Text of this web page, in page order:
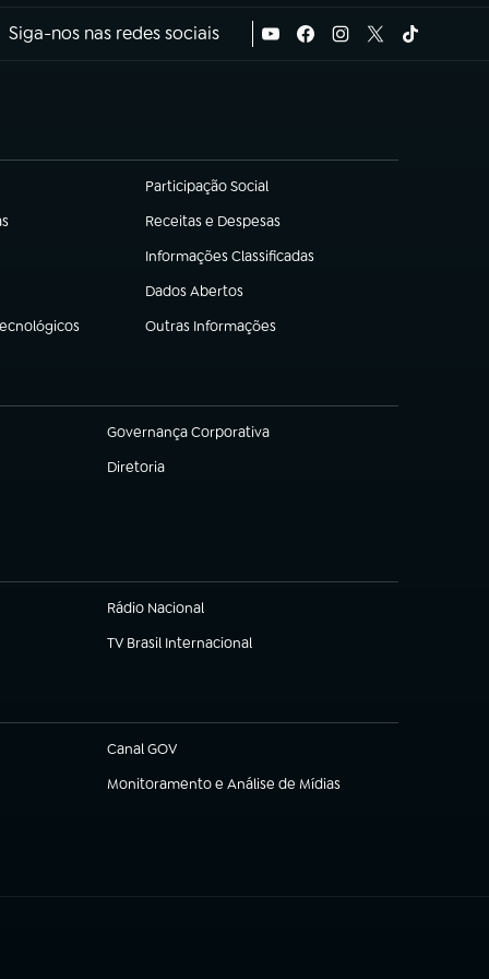
Siga-nos nas redes sociais
Participação Social
(abre em nova aba)
Receitas e Despesas
(abre em nova aba)
Informações Classificadas
(abre em nova aba)
Dados Abertos
(abre em nova aba)
Outras Informações
(abre em nova aba)
Governança Corporativa
(abre em nova aba)
Diretoria
(abre em nova aba)
Rádio Nacional
TV Brasil Internacional
(abre em nova aba)
Canal GOV
(abre em nova aba)
Monitoramento e Análise de Mídias
(abre em nova aba)